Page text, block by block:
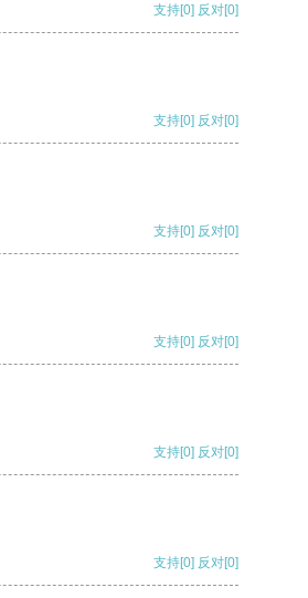
支持[0] 反对[0]
支持[0] 反对[0]
支持[0] 反对[0]
支持[0] 反对[0]
支持[0] 反对[0]
支持[0] 反对[0]